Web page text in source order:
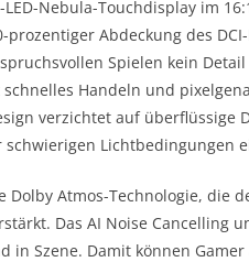
Nebula-Touchdisplay im
prozentiger Abdeckung des
Spielen kein
Handeln und
verzichtet auf überflüssige
Lichtbedingungen
Atmos-Technologie, die
Das AI Noise Cancelling
Szene. Damit können Gamer